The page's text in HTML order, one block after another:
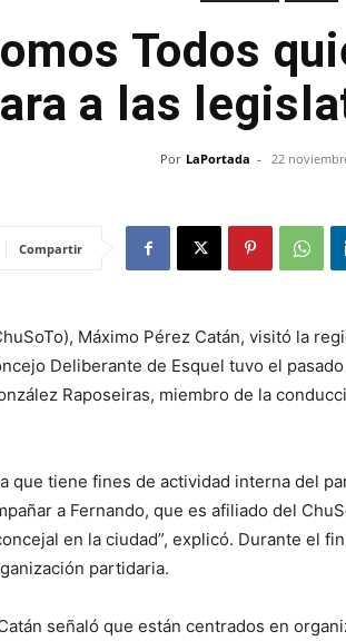
Todos
a las
Por LaPortada - 22
Compartir
Máximo Pérez Catán, visitó la
Deliberante de Esquel tuvo el
Raposeiras, miembro de la
que tiene fines de actividad interna del
a Fernando, que es afiliado del
en la ciudad”, explicó. Durante el
partidaria.
señaló que están centrados en